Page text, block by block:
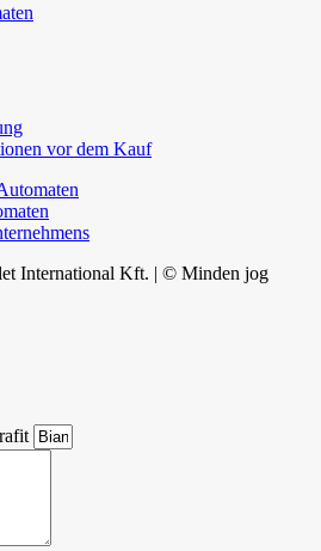
vor dem Kauf
International Kft. | © Minden jog